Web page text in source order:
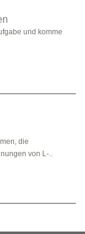
und komme
die
von L-..